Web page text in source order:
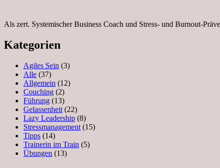
Als zert. Systemischer Business Coach und Stress- und Burnout-
Kategorien
Agiles Sein (3)
Alle (37)
Allgemein (12)
Couching (2)
Führung (13)
Gelassenheit (22)
Lazy Leadership (8)
Stressmanagement (15)
Tipps (14)
Trainerin im Train (5)
Übungen (13)